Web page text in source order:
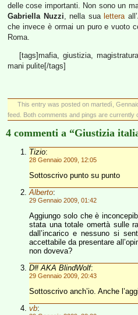
delle cose importanti. Non sono un
Gabriella Nuzzi, nella sua letteraall’
che invece è ormai un puro e vuoto
Roma.
[tags]mafia, giustizia,
mani pulite[/tags]
This entry was posted on martedì,
feed. Both comments and pings are currently
4 commenti a “Giustizia
Tizio:
28 Gennaio 2009, 12:05
Sottoscrivo punto su punto
Alberto:
29 Gennaio 2009, 01:42
Aggiungo solo che è
stata una totale omertà sulle
dall’incarico e nessuno si
accettabile da presentare
non doveva?
D# AKA BlindWolf:
29 Gennaio 2009, 20:43
Sottoscrivo anch’io. Anche
vb: